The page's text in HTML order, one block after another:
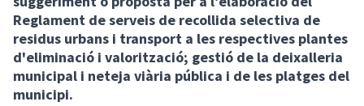
Reglament de serveis de recollida selectiva de
residus urbans i transport a les respectives plantes
d'eliminació i valorització; gestió de la deixalleria
municipal i neteja viària pública i de les platges del
municipi.